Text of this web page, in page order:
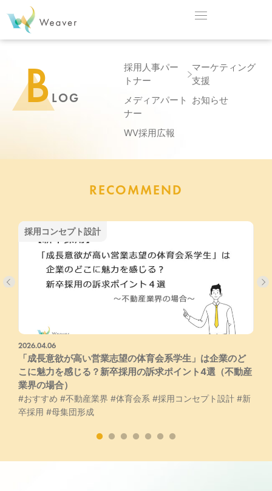
BLOG
採用人事パー
トナー
マーケティング
支援
メディアパート
ナー
お知らせ
WV採用広報
RECOMMEND
採用コンセプト設計
2026.04.06
「成長意欲が高い営業志望の体育会系学生」は企業のど
こに魅力を感じる？新卒採用の訴求ポイント4選（不動産
業界の場合）
#おすすめ #不動産業界 #体育会系 #採用コンセプト設計 #新
卒採用 #母集団形成